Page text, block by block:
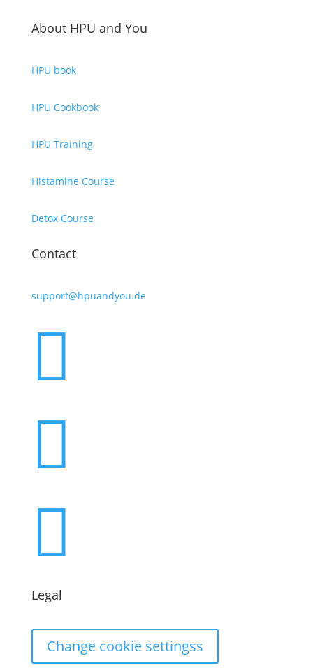
About HPU and You
HPU book
HPU Cookbook
HPU Training
Histamine Course
Detox Course
Contact
support@hpuandyou.de



Legal
Change cookie settingss